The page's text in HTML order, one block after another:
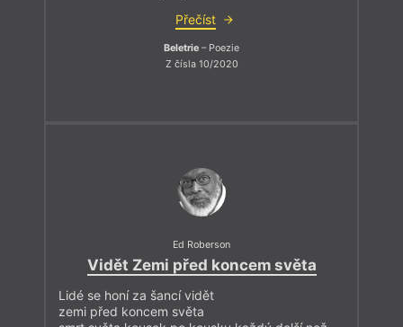
Přečíst
Beletrie – Poezie
Z čísla 10/2020
Ed Roberson
Vidět Zemi před koncem světa
Lidé se honí za šancí vidět
zemi před koncem světa